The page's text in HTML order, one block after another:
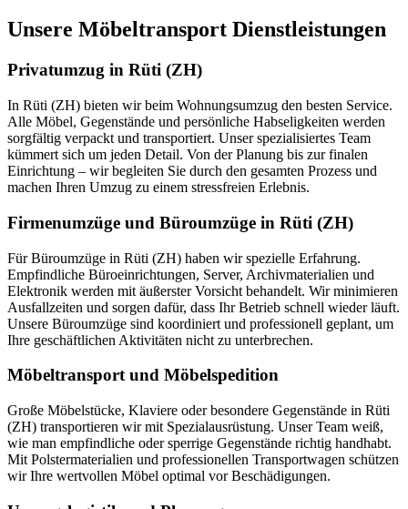
Unsere Möbeltransport Dienstleistungen
Privatumzug in Rüti (ZH)
In Rüti (ZH) bieten wir beim Wohnungsumzug den besten Service.
Alle Möbel, Gegenstände und persönliche Habseligkeiten werden
sorgfältig verpackt und transportiert. Unser spezialisiertes Team
kümmert sich um jeden Detail. Von der Planung bis zur finalen
Einrichtung – wir begleiten Sie durch den gesamten Prozess und
machen Ihren Umzug zu einem stressfreien Erlebnis.
Firmenumzüge und Büroumzüge in Rüti (ZH)
Für Büroumzüge in Rüti (ZH) haben wir spezielle Erfahrung.
Empfindliche Büroeinrichtungen, Server, Archivmaterialien und
Elektronik werden mit äußerster Vorsicht behandelt. Wir minimieren
Ausfallzeiten und sorgen dafür, dass Ihr Betrieb schnell wieder läuft.
Unsere Büroumzüge sind koordiniert und professionell geplant, um
Ihre geschäftlichen Aktivitäten nicht zu unterbrechen.
Möbeltransport und Möbelspedition
Große Möbelstücke, Klaviere oder besondere Gegenstände in Rüti
(ZH) transportieren wir mit Spezialausrüstung. Unser Team weiß,
wie man empfindliche oder sperrige Gegenstände richtig handhabt.
Mit Polstermaterialien und professionellen Transportwagen schützen
wir Ihre wertvollen Möbel optimal vor Beschädigungen.